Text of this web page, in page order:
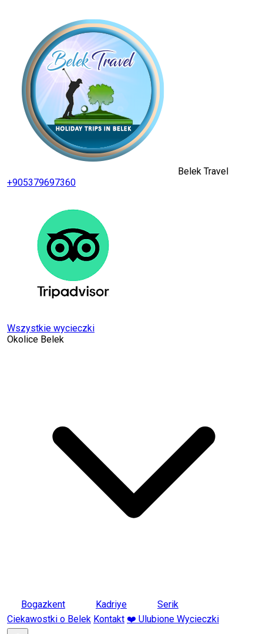
Belek Travel
+905379697360
Wszystkie wycieczki
Okolice Belek
Bogazkent Kadriye
Serik
Ciekawostki o Belek Kontakt ❤️ Ulubione Wycieczki